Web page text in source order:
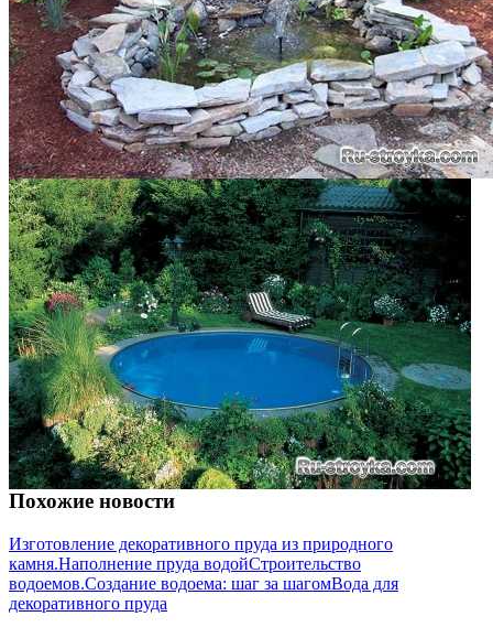
Похожие новости
Изготовление декоративного пруда из природного
камня.Наполнение пруда водойСтроительство
водоемов.Создание водоема: шаг за шагомВода для
декоративного пруда